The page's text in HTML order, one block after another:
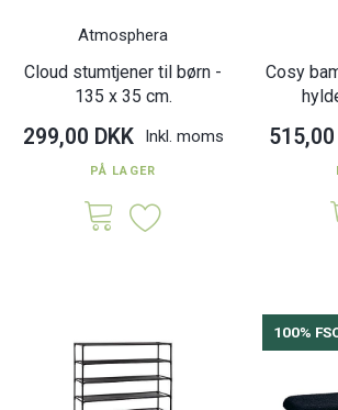
Atmosphera
Cloud stumtjener til børn -
135 x 35 cm.
299,00 DKK Inkl. moms
PÅ LAGER
Cosy
515,00
100%